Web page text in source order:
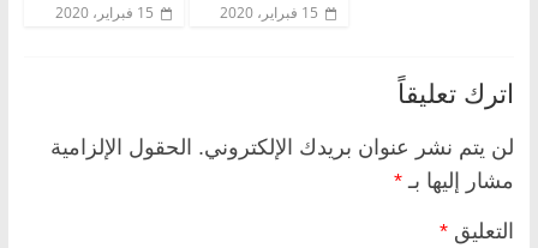
15 فبراير، 2020 15 فبراير، 2020
اترك تعليقاً
لن يتم نشر عنوان بريدك الإلكتروني. الحقول الإلزامية
مشار إليها بـ *
التعليق *